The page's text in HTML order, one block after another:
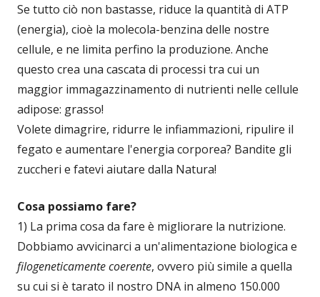
Se tutto ciò non bastasse, riduce la quantità di ATP
(energia), cioè la molecola-benzina delle nostre
cellule, e ne limita perfino la produzione. Anche
questo crea una cascata di processi tra cui un
maggior immagazzinamento di nutrienti nelle cellule
adipose: grasso!
Volete dimagrire, ridurre le infiammazioni, ripulire il
fegato e aumentare l'energia corporea? Bandite gli
zuccheri e fatevi aiutare dalla Natura!
Cosa possiamo fare?
1) La prima cosa da fare è migliorare la nutrizione.
Dobbiamo avvicinarci a un'alimentazione biologica e
filogeneticamente coerente, ovvero più simile a quella
su cui si è tarato il nostro DNA in almeno 150.000